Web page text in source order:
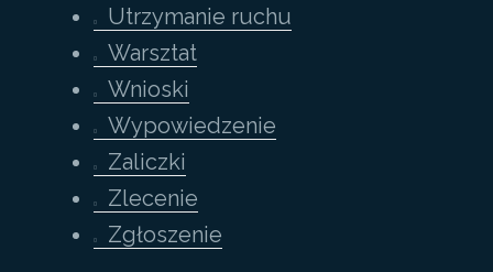
Utrzymanie ruchu
Warsztat
Wnioski
Wypowiedzenie
Zaliczki
Zlecenie
Zgłoszenie